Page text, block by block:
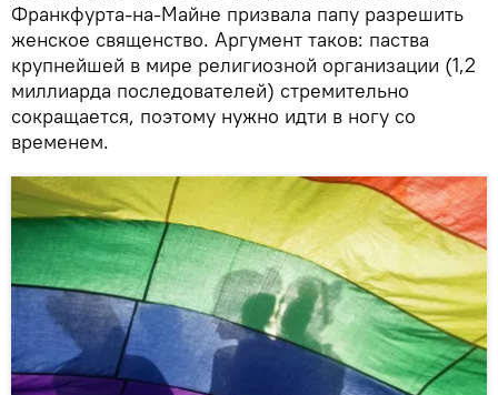
Франкфурта-на-Майне призвала папу разрешить
женское священство. Аргумент таков: паства
крупнейшей в мире религиозной организации (1,2
миллиарда последователей) стремительно
сокращается, поэтому нужно идти в ногу со
временем.